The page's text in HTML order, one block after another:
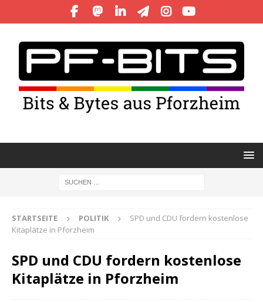
STARTSEITE POLITIK
SPD und CDU fordern kostenlose
Kitaplätze in Pforzheim
SPD und CDU fordern kostenlose
Kitaplätze in Pforzheim